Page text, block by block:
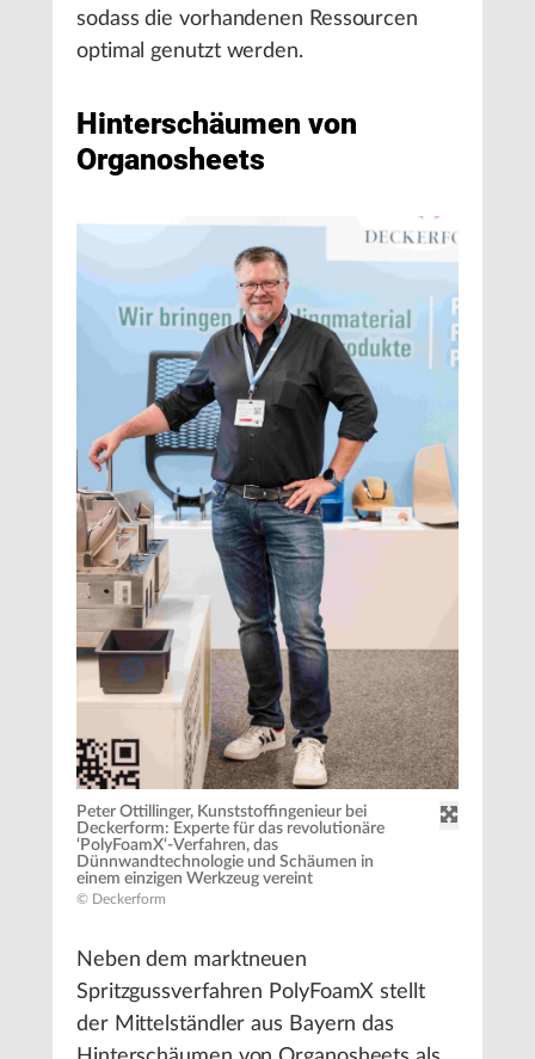
sodass die vorhandenen Ressourcen
optimal genutzt werden.
Hinterschäumen von
Organosheets
Peter Ottillinger, Kunststoffingenieur bei
Deckerform: Experte für das revolutionäre
‘PolyFoamX‘-Verfahren, das
Dünnwandtechnologie und Schäumen in
einem einzigen Werkzeug vereint
© Deckerform
Neben dem marktneuen
Spritzgussverfahren PolyFoamX stellt
der Mittelständler aus Bayern das